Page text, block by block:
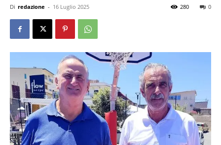
Di redazione - 16 Luglio 2025 0
280